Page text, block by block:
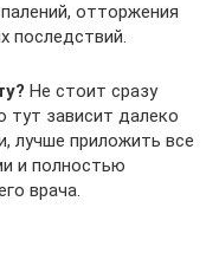
отторжения
последствий.
Не стоит сразу
тут зависит далеко
лучше приложить все
и полностью
врача.